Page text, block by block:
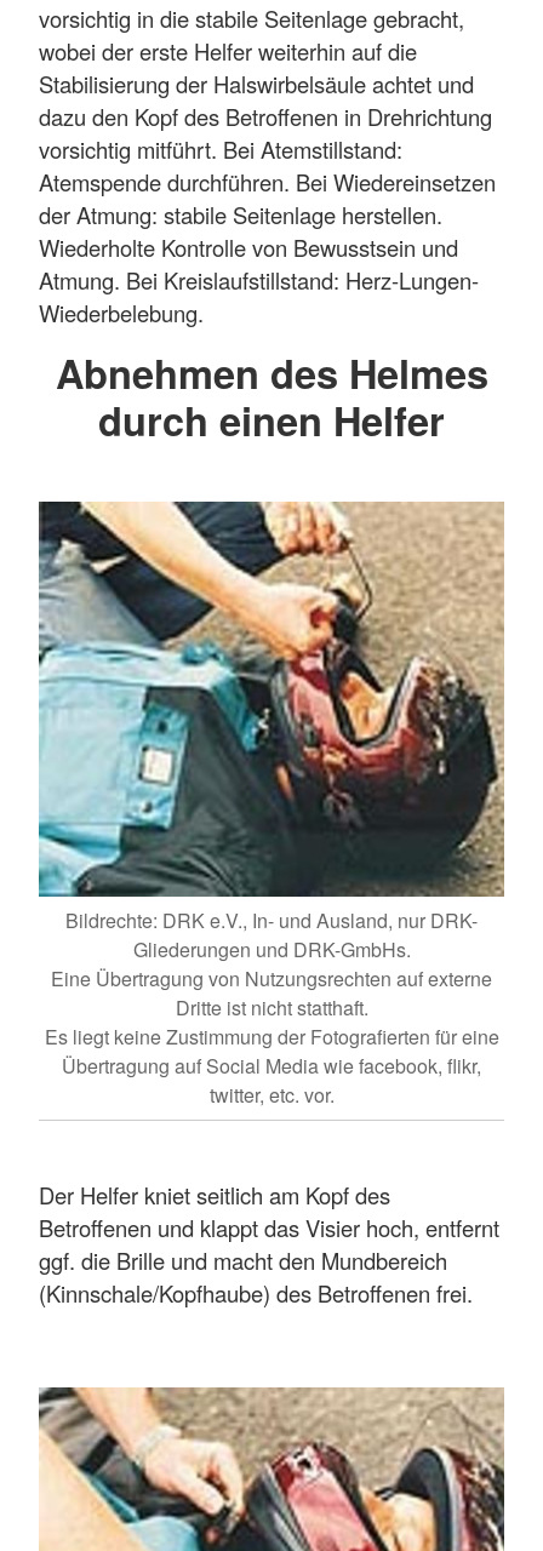
vorsichtig in die stabile Seitenlage gebracht,
wobei der erste Helfer weiterhin auf die
Stabilisierung der Halswirbelsäule achtet und
dazu den Kopf des Betroffenen in Drehrichtung
vorsichtig mitführt. Bei Atemstillstand:
Atemspende durchführen. Bei Wiedereinsetzen
der Atmung: stabile Seitenlage herstellen.
Wiederholte Kontrolle von Bewusstsein und
Atmung. Bei Kreislaufstillstand: Herz-Lungen-
Wiederbelebung.
Abnehmen des Helmes
durch einen Helfer
Bildrechte: DRK e.V., In- und Ausland, nur DRK-
Gliederungen und DRK-GmbHs.
Eine Übertragung von Nutzungsrechten auf externe
Dritte ist nicht statthaft.
Es liegt keine Zustimmung der Fotografierten für eine
Übertragung auf Social Media wie facebook, flikr,
twitter, etc. vor.
Der Helfer kniet seitlich am Kopf des
Betroffenen und klappt das Visier hoch, entfernt
ggf. die Brille und macht den Mundbereich
(Kinnschale/Kopfhaube) des Betroffenen frei.